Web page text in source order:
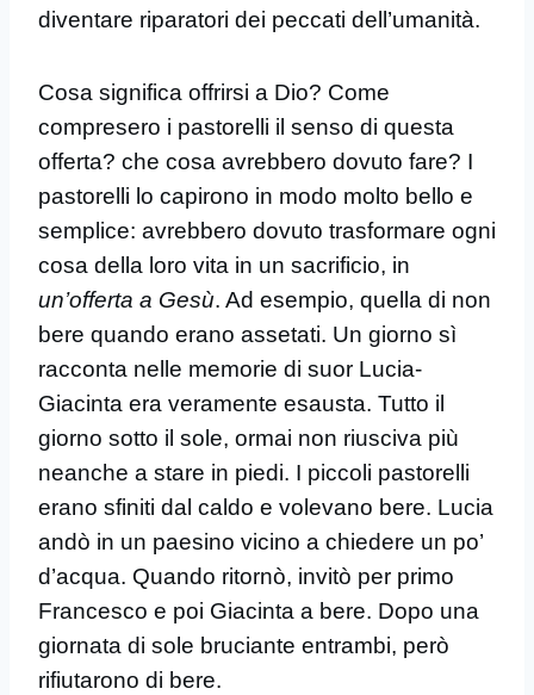
diventare riparatori dei peccati dell’umanità.
Cosa significa offrirsi a Dio? Come
compresero i pastorelli il senso di questa
offerta? che cosa avrebbero dovuto fare? I
pastorelli lo capirono in modo molto bello e
semplice: avrebbero dovuto trasformare ogni
cosa della loro vita in un sacrificio, in
un’offerta a Gesù. Ad esempio, quella di non
bere quando erano assetati. Un giorno sì
racconta nelle memorie di suor Lucia-
Giacinta era veramente esausta. Tutto il
giorno sotto il sole, ormai non riusciva più
neanche a stare in piedi. I piccoli pastorelli
erano sfiniti dal caldo e volevano bere. Lucia
andò in un paesino vicino a chiedere un po’
d’acqua. Quando ritornò, invitò per primo
Francesco e poi Giacinta a bere. Dopo una
giornata di sole bruciante entrambi, però
rifiutarono di bere.